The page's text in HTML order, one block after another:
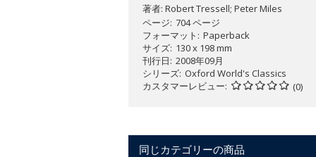
著者: Robert Tressell; Peter Miles
ページ 704 ページ
フォーマット
Paperback
サイズ 130 x 198 mm
刊行日 2008年09月
シリーズ Oxford World's Classics
カスタマーレビュー
(0)
同じカテゴリーの商品